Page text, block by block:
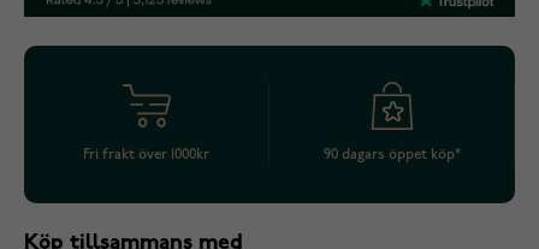
Fri frakt över 1000kr 90 dagars öppet köp*
Köp tillsammans med